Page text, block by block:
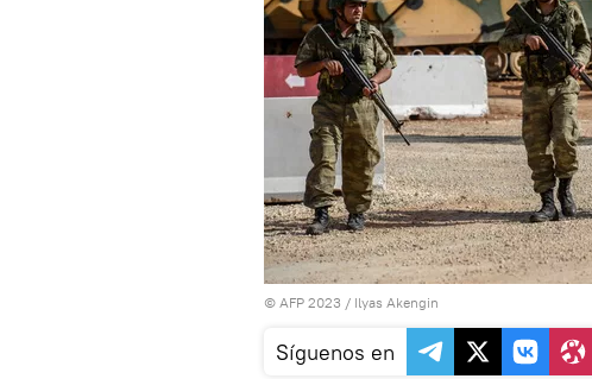
© AFP 2023 / Ilyas Akengin
Síguenos en